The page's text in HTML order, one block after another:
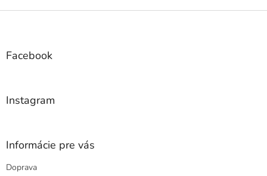
Z
Facebook
Instagram
Informácie pre vás
Doprava